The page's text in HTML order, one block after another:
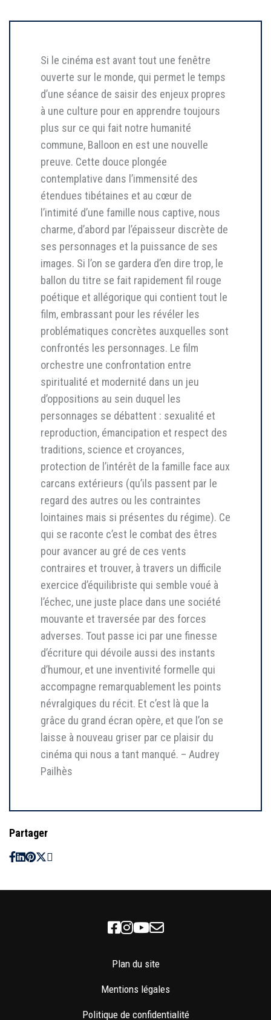
Si le cinéma est avant tout une fenêtre
ouverte sur le monde, qui permet le temps
d’une séance de saisir des enjeux propres
à une culture pour en apprendre toujours
plus sur ce qui fait notre humanité
commune, Balloon en est une nouvelle
preuve. Cette douce plongée
contemplative dans l’immensité des
étendues tibétaines et au cœur de
l’intimité d’une famille nous captive, nous
charme, d’abord par l’épaisseur discrète de
ses personnages et la puissance de ses
images. Si l’on se gardera d’en dire trop, le
ballon du titre se fait rapidement fil rouge
poétique et allégorique qui contient tout le
film, embrassant pour les révéler les
problématiques concrètes auxquelles sont
confrontés les personnages. Le film
orchestre une confrontation entre
spiritualité et modernité dans un jeu
d’oppositions au sein duquel les
personnages se débattent : sexualité et
reproduction, émancipation et respect des
traditions, science et croyances,
protection de l’intérêt de la famille face aux
carcans extérieurs (qu’ils passent par le
regard des autres ou les contraintes
lointaines mais si présentes du régime). Ce
qui se raconte c’est le combat des êtres
pour avancer au gré de ces vents
contraires et trouver, à travers un difficile
exercice d’équilibriste qui semble voué à
l’échec, une juste place dans une société
mouvante et traversée par des forces
adverses. Tout passe ici par une finesse
d’écriture qui dévoile aussi des instants
d’humour, et une inventivité formelle qui
accompagne remarquablement les points
névralgiques du récit. Et c’est là que la
grâce du grand écran opère, et que l’on se
laisse à nouveau griser par ce plaisir du
cinéma qui nous a tant manqué. – Audrey
Pailhès
Partager
Facebook
Instagram
Youtube
Newsletter
Plan du site
Mentions légales
Politique de confidentialité